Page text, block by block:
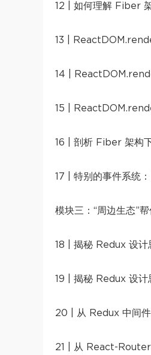
12 | 如何理解 Fiber
13 |
14 |
15 |
16 | 剖析 Fiber 架构
17 | 特别的事件系统
模块三：“周边生态”
18 | 揭秘 Redux 设计
19 | 揭秘 Redux 设计
20 | 从 Redux 中间件
21 | 从 React-Router